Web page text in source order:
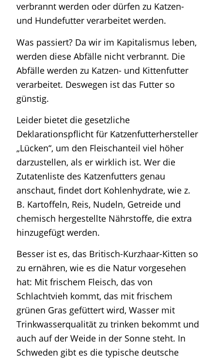
verbrannt werden oder dürfen zu Katzen-
und Hundefutter verarbeitet werden.
Was passiert? Da wir im Kapitalismus leben,
werden diese Abfälle nicht verbrannt. Die
Abfälle werden zu Katzen- und Kittenfutter
verarbeitet. Deswegen ist das Futter so
günstig.
Leider bietet die gesetzliche
Deklarationspflicht für Katzenfutterhersteller
„Lücken“, um den Fleischanteil viel höher
darzustellen, als er wirklich ist. Wer die
Zutatenliste des Katzenfutters genau
anschaut, findet dort Kohlenhydrate, wie z.
B. Kartoffeln, Reis, Nudeln, Getreide und
chemisch hergestellte Nährstoffe, die extra
hinzugefügt werden.
Besser ist es, das Britisch-Kurzhaar-Kitten so
zu ernähren, wie es die Natur vorgesehen
hat: Mit frischem Fleisch, das von
Schlachtvieh kommt, das mit frischem
grünen Gras gefüttert wird, Wasser mit
Trinkwasserqualität zu trinken bekommt und
auch auf der Weide in der Sonne steht. In
Schweden gibt es die typische deutsche